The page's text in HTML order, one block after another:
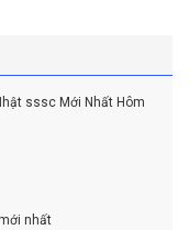
sssc Mới Nhất Hôm
nhất